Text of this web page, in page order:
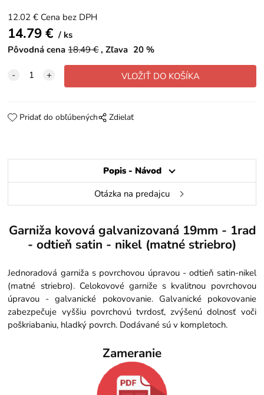
12.02 € Cena bez DPH
14.79€
ks
Pôvodná cena 18.49€ Zľava 20 %
Pridať do obľúbených Zdielať
Popis - Návod
Otázka na predajcu
Garniža kovová galvanizovaná 19mm - 1rad
- odtieň satin - nikel (matné striebro)
Jednoradová garniža s povrchovou úpravou - odtieň satin-nikel
(matné striebro). Celokovové garniže s kvalitnou povrchovou
úpravou - galvanické pokovovanie. Galvanické pokovovanie
zabezpečuje vyššiu povrchovú tvrdosť, zvýšenú dolnosť voči
poškriabaniu, hladký povrch. Dodávané sú v kompletoch.
Zameranie